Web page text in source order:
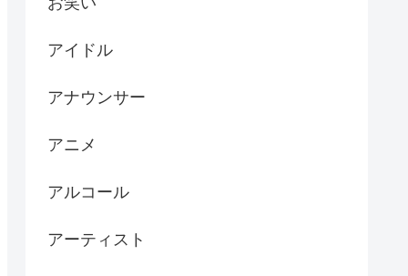
アイドル
アナウンサー
アニメ
アルコール
アーティスト